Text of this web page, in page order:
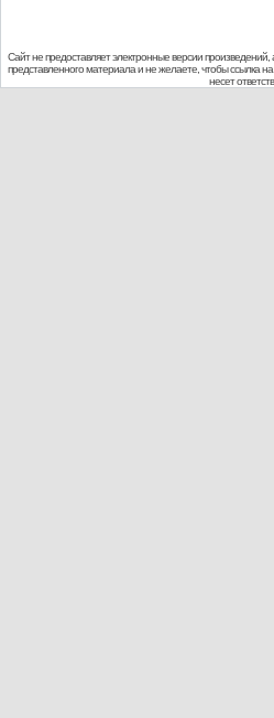
Сайт не предоставляет электронные версии
представленного материала и не желаете, чтобы ссылка
несет